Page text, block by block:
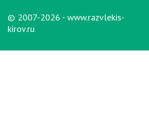
© 2007-2026 - www.razvlekis-
kirov.ru